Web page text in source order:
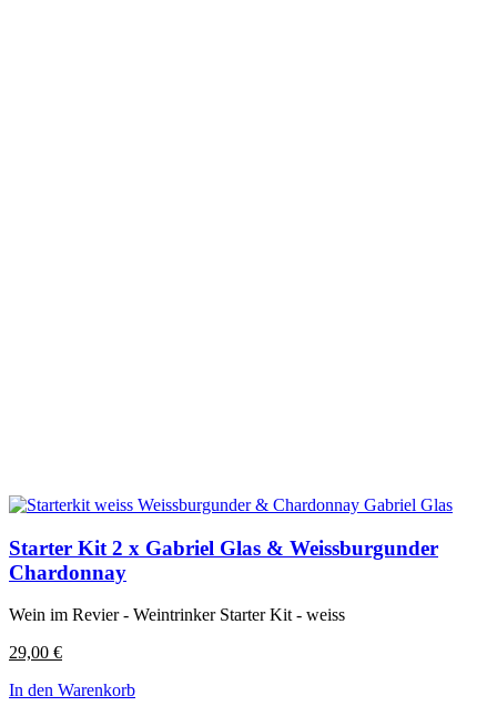
Starter Kit 2 x Gabriel Glas & Weissburgunder
Chardonnay
Wein im Revier - Weintrinker Starter Kit - weiss
29,00 €
In den Warenkorb